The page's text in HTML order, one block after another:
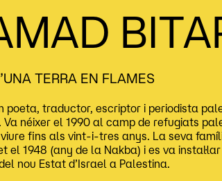
TERRA EN FLAMES
poeta, traductor, escriptor i periodista
néixer el 1990 al camp de refugiats
viure fins als vint-i-tres anys. La seva
el 1948 (any de la Nakba) i es va
nou Estat d’Israel a Palestina.